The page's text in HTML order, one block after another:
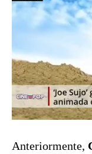
Anteriormente,